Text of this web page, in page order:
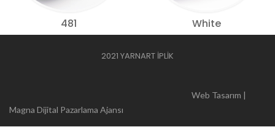
481 White
2021 YARNART İPLİK
Web Tasarım |
Magna Dijital Pazarlama Ajansı